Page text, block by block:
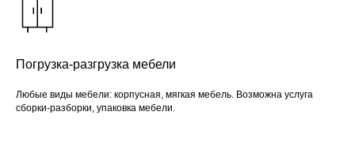
Погрузка-разгрузка мебели
Любые виды мебели: корпусная, мягкая мебель. Возможна услуга
сборки-разборки, упаковка мебели.